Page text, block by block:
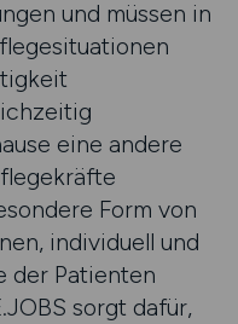
und müssen in
eine andere
Form von
individuell und
der Patienten
sorgt dafür,